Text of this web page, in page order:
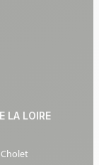
LA LOIRE